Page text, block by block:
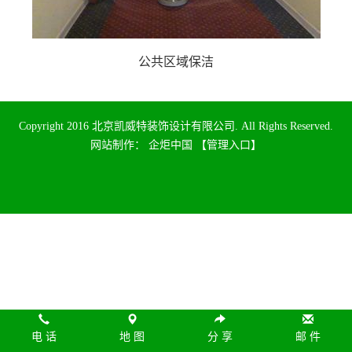
公共区域保洁
Copyright 2016 北京凯威特装饰设计有限公司. All Rights Reserved.
网站制作： 企炬中国 【管理入口】
电 话 地 图 分 享 邮 件